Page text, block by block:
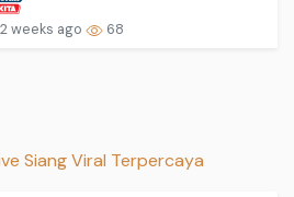
2 weeks ago 68
Siang Viral Terpercaya